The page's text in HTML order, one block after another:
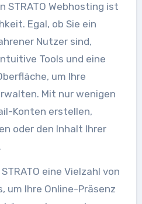
STRATO Webhosting ist
Egal, ob Sie ein
Nutzer sind,
Tools und eine
um Ihre
Mit nur wenigen
Konten erstellen,
oder den Inhalt Ihrer
eine Vielzahl von
um Ihre Online-Präsenz